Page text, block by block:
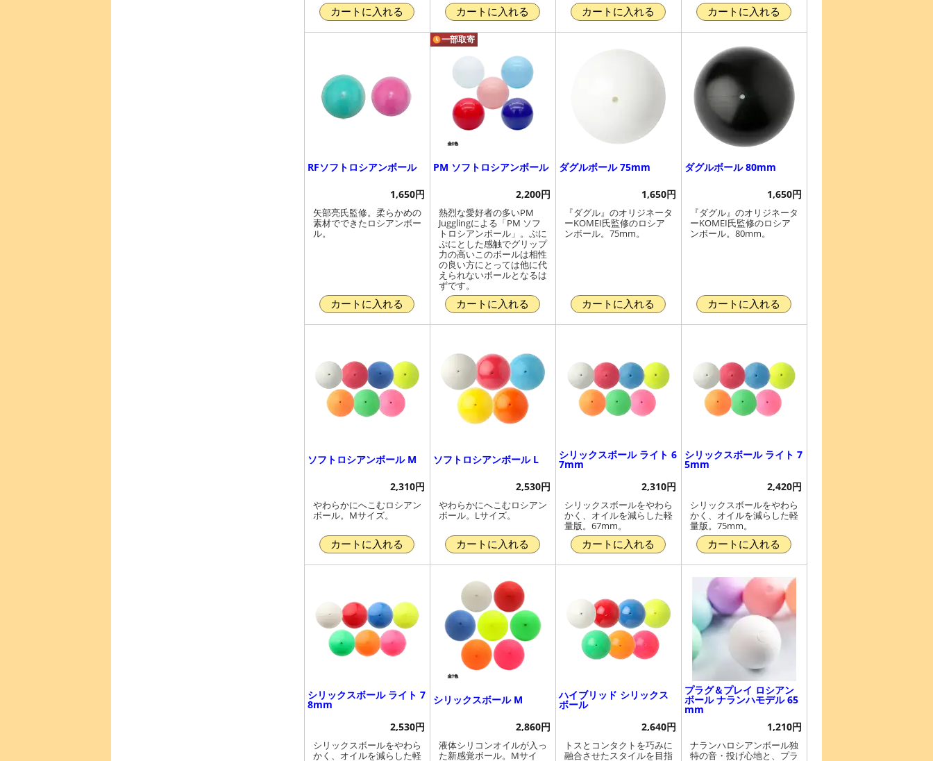
カートに入れる カートに入れる カートに入れる カートに入れる
RFソフトロシアンボール
1,650円
矢部亮氏監修。柔らかめの
素材でできたロシアンボー
ル。
カートに入れる
一部取寄
PM ソフトロシアンボール
2,200円
熱烈な愛好者の多いPM
Jugglingによる「PM ソフ
トロシアンボール」。ぷに
ぷにとした感触でグリップ
力の高いこのボールは相性
の良い方にとっては他に代
えられないボールとなるは
ずです。
カートに入れる
ダグルボール 75mm
1,650円
『ダグル』のオリジネータ
ーKOMEI氏監修のロシア
ンボール。75mm。
カートに入れる
ダグルボール 80mm
1,650円
『ダグル』のオリジネータ
ーKOMEI氏監修のロシア
ンボール。80mm。
カートに入れる
ソフトロシアンボール M
2,310円
やわらかにへこむロシアン
ボール。Mサイズ。
カートに入れる
ソフトロシアンボール L
2,530円
やわらかにへこむロシアン
ボール。Lサイズ。
カートに入れる
シリックスボール ライト 6
7mm
2,310円
シリックスボールをやわら
かく、オイルを減らした軽
量版。67mm。
カートに入れる
シリックスボール ライト 7
5mm
2,420円
シリックスボールをやわら
かく、オイルを減らした軽
量版。75mm。
カートに入れる
シリックスボール ライト 7
8mm
2,530円
シリックスボールをやわら
かく、オイルを減らした軽
シリックスボール M
2,860円
液体シリコンオイルが入っ
た新感覚ボール。Mサイ
ハイブリッド シリックス
ボール
2,640円
トスとコンタクトを巧みに
融合させたスタイルを目指
プラグ＆プレイ ロシアン
ボール ナランハモデル 65
mm
1,210円
ナランハロシアンボール独
特の音・投げ心地と、プラ